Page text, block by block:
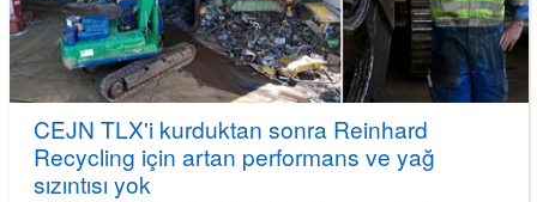
CEJN TLX'i kurduktan sonra Reinhard
Recycling için artan performans ve yağ
sızıntısı yok